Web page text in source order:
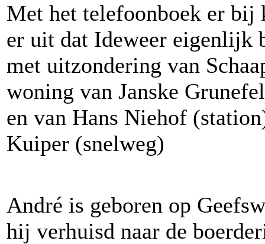
Met het telefoonboek er bij
er uit dat Ideweer eigenlijk
met uitzondering van
woning van Janske
en van Hans Niehof
Kuiper (snelweg)
André is geboren op
hij verhuisd naar de